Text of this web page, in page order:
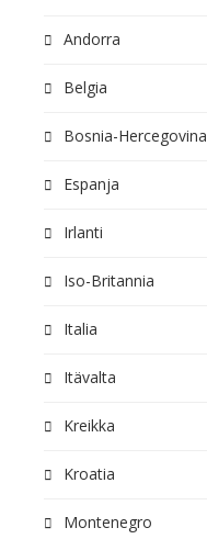
Andorra
Belgia
Bosnia-Hercegovina
Espanja
Irlanti
Iso-Britannia
Italia
Itävalta
Kreikka
Kroatia
Montenegro